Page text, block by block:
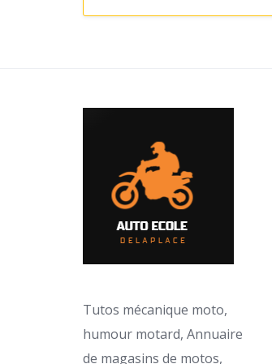
Tutos mécanique moto,
humour motard, Annuaire
de magasins de motos,